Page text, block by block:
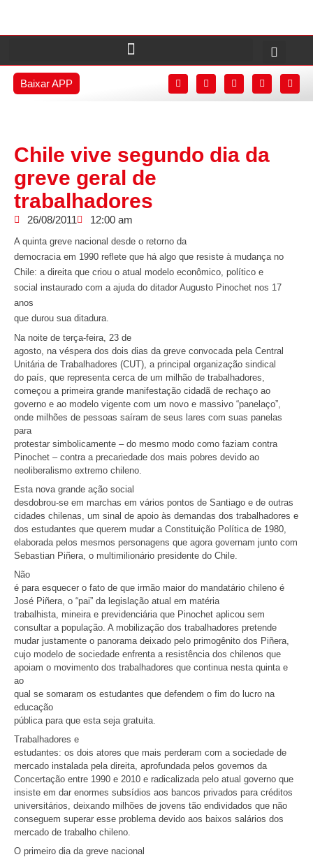
Baixar APP
Chile vive segundo dia da
greve geral de
trabalhadores
26/08/2011 12:00 am
A quinta greve nacional desde o retorno da
democracia em 1990 reflete que há algo que resiste à mudança no
Chile: a direita que criou o atual modelo econômico, político e
social instaurado com a ajuda do ditador Augusto Pinochet nos 17
anos
que durou sua ditadura.
Na noite de terça-feira, 23 de
agosto, na véspera dos dois dias da greve convocada pela Central
Unitária de Trabalhadores (CUT), a principal organização sindical
do país, que representa cerca de um milhão de trabalhadores,
começou a primeira grande manifestação cidadã de rechaço ao
governo e ao modelo vigente com um novo e massivo “panelaço”,
onde milhões de pessoas saíram de seus lares com suas panelas
para
protestar simbolicamente – do mesmo modo como faziam contra
Pinochet – contra a precariedade dos mais pobres devido ao
neoliberalismo extremo chileno.
Esta nova grande ação social
desdobrou-se em marchas em vários pontos de Santiago e de outras
cidades chilenas, um sinal de apoio às demandas dos trabalhadores e
dos estudantes que querem mudar a Constituição Política de 1980,
elaborada pelos mesmos personagens que agora governam junto com
Sebastian Piñera, o multimilionário presidente do Chile.
Não
é para esquecer o fato de que irmão maior do mandatário chileno é
José Piñera, o “pai” da legislação atual em matéria
trabalhista, mineira e previdenciária que Pinochet aplicou sem
consultar a população. A mobilização dos trabalhadores pretende
mudar justamente o panorama deixado pelo primogênito dos Piñera,
cujo modelo de sociedade enfrenta a resistência dos chilenos que
apoiam o movimento dos trabalhadores que continua nesta quinta e
ao
qual se somaram os estudantes que defendem o fim do lucro na
educação
pública para que esta seja gratuita.
Trabalhadores e
estudantes: os dois atores que mais perderam com a sociedade de
mercado instalada pela direita, aprofundada pelos governos da
Concertação entre 1990 e 2010 e radicalizada pelo atual governo que
insiste em dar enormes subsídios aos bancos privados para créditos
universitários, deixando milhões de jovens tão endividados que não
conseguem superar esse problema devido aos baixos salários dos
mercado de trabalho chileno.
O primeiro dia da greve nacional